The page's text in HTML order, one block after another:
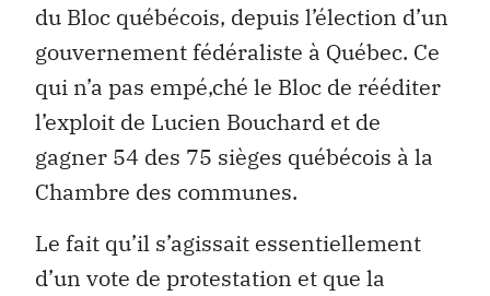
du Bloc québécois, depuis l’élection d’un
gouvernement fédéraliste à Québec. Ce
qui n’a pas empé‚ché le Bloc de rééditer
l’exploit de Lucien Bouchard et de
gagner 54 des 75 sièges québécois à la
Chambre des communes.
Le fait qu’il s’agissait essentiellement
d’un vote de protestation et que la